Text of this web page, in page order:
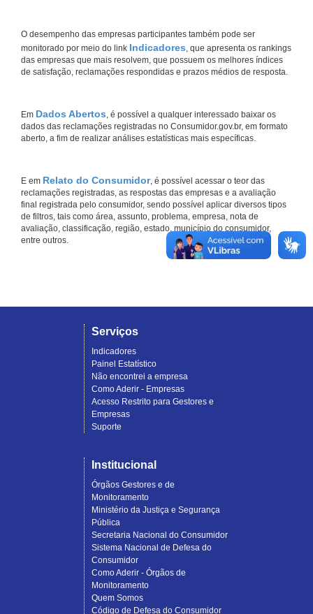
O desempenho das empresas participantes também pode ser
monitorado por meio do link Indicadores, que apresenta os rankings
das empresas que mais resolvem, que possuem os melhores índices
de satisfação, reclamações respondidas e prazos médios de resposta.
Em Dados Abertos, é possível a qualquer interessado baixar os
dados das reclamações registradas no Consumidor.gov.br, em formato
aberto, a fim de realizar análises estatísticas mais específicas.
E em Relato do Consumidor, é possível acessar o teor das
reclamações registradas, as respostas das empresas e a avaliação
final registrada pelo consumidor, sendo possível aplicar diversos tipos
de filtros, tais como área, assunto, problema, empresa, nota de
avaliação, classificação, região, estado, município do consumidor,
entre outros.
Serviços
Indicadores
Painel Estatístico
Não encontrei a empresa
Como Aderir - Empresas
Acesso Restrito para Gestores e
Empresas
Suporte
Institucional
Órgãos Gestores e de
Monitoramento
Ministério da Justiça e Segurança
Pública
Secretaria Nacional do Consumidor
Sistema Nacional de Defesa do
Consumidor
Como Aderir - Órgãos de
Monitoramento
Quem Somos
Código de Defesa do Consumidor